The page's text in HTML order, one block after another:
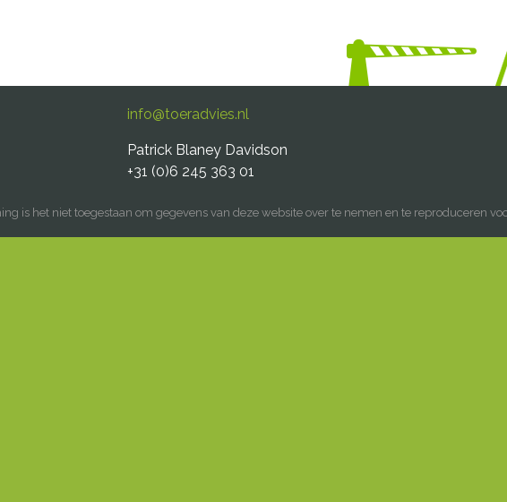
info@toeradvies.nl
Patrick Blaney Davidson
+31 (0)6 245 363 01
is het niet toegestaan om gegevens van deze website over te nemen en te reproduceren